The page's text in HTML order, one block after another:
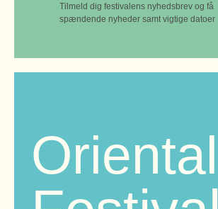
Tilmeld dig festivalens nyhedsbrev og få
spændende nyheder samt vigtige datoer
Oriental